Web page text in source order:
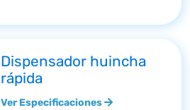
Dispensador huincha
rápida
Ver Especificaciones